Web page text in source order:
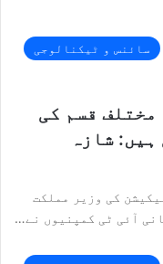
سائنس و ٹیکنالوجی
مختلف قسم کی
شازہ
کی وزیر مملکت
آئی ٹی کمپنیوں نے…